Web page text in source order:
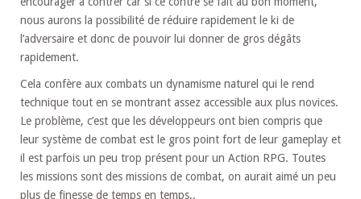
nous aurons la possibilité de réduire rapidement le ki de
l’adversaire et donc de pouvoir lui donner de gros dégâts
rapidement.
Cela confère aux combats un dynamisme naturel qui le rend
technique tout en se montrant assez accessible aux plus novices.
Le problème, c’est que les développeurs ont bien compris que
leur système de combat est le gros point fort de leur gameplay et
il est parfois un peu trop présent pour un Action RPG. Toutes
les missions sont des missions de combat, on aurait aimé un peu
plus de finesse de temps en temps..